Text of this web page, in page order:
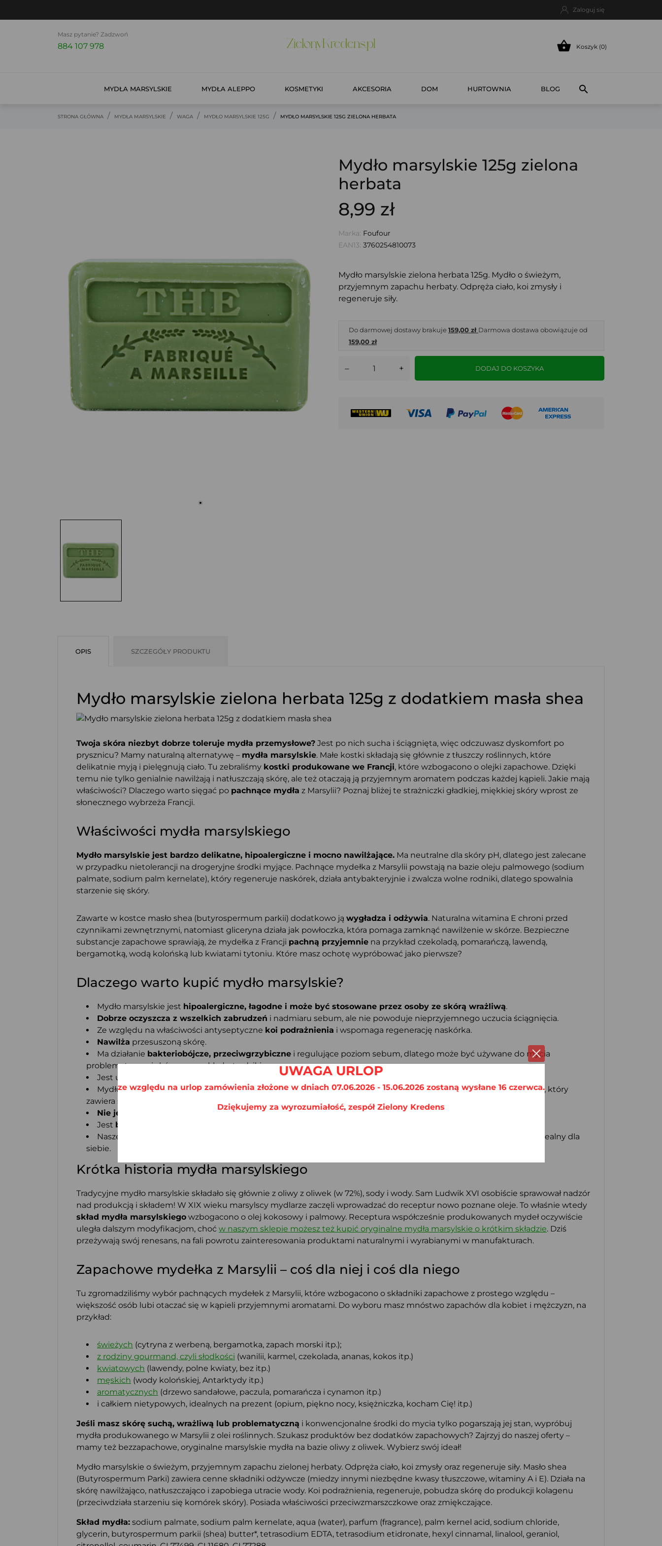
Zaloguj się
Masz pytanie? Zadzwoń
884 107 978  Koszyk (0)
MYDŁA MARSYLSKIE MYDŁA ALEPPO KOSMETYKI AKCESORIA DOM HURTOWNIA BLOG 
STRONA GŁÓWNA MYDŁA MARSYLSKIE WAGA MYDŁO MARSYLSKIE 125G MYDŁO MARSYLSKIE 125G ZIELONA HERBATA
Mydło marsylskie 125g zielona
herbata
8,99 zł
Marka: Foufour
EAN13: 3760254810073
Mydło marsylskie zielona herbata 125g. Mydło o świeżym,
przyjemnym zapachu herbaty. Odpręża ciało, koi zmysły i
regeneruje siły.
Do darmowej dostawy brakuje 159,00 zł Darmowa dostawa obowiązuje od
159,00 zł
– + DODAJ DO KOSZYKA
OPIS SZCZEGÓŁY PRODUKTU
Mydło marsylskie zielona herbata 125g z dodatkiem masła shea
Twoja skóra niezbyt dobrze toleruje mydła przemysłowe? Jest po nich sucha i ściągnięta, więc odczuwasz dyskomfort po
prysznicu? Mamy naturalną alternatywę – mydła marsylskie. Małe kostki składają się głównie z tłuszczy roślinnych, które
delikatnie myją i pielęgnują ciało. Tu zebraliśmy kostki produkowane we Francji, które wzbogacono o olejki zapachowe. Dzięki
temu nie tylko genialnie nawilżają i natłuszczają skórę, ale też otaczają ją przyjemnym aromatem podczas każdej kąpieli. Jakie mają
właściwości? Dlaczego warto sięgać po pachnące mydła z Marsylii? Poznaj bliżej te strażniczki gładkiej, miękkiej skóry wprost ze
słonecznego wybrzeża Francji.
Właściwości mydła marsylskiego
Mydło marsylskie jest bardzo delikatne, hipoalergiczne i mocno nawilżające. Ma neutralne dla skóry pH, dlatego jest zalecane
w przypadku nietolerancji na drogeryjne środki myjące. Pachnące mydełka z Marsylii powstają na bazie oleju palmowego (sodium
palmate, sodium palm kernelate), który regeneruje naskórek, działa antybakteryjnie i zwalcza wolne rodniki, dlatego spowalnia
starzenie się skóry.
Zawarte w kostce masło shea (butyrospermum parkii) dodatkowo ją wygładza i odżywia. Naturalna witamina E chroni przed
czynnikami zewnętrznymi, natomiast gliceryna działa jak powłoczka, która pomaga zamknąć nawilżenie w skórze. Bezpieczne
substancje zapachowe sprawiają, że mydełka z Francji pachną przyjemnie na przykład czekoladą, pomarańczą, lawendą,
bergamotką, wodą kolońską lub kwiatami tytoniu. Które masz ochotę wypróbować jako pierwsze?
Dlaczego warto kupić mydło marsylskie?
Mydło marsylskie jest hipoalergiczne, łagodne i może być stosowane przez osoby ze skórą wrażliwą.
Dobrze oczyszcza z wszelkich zabrudzeń i nadmiaru sebum, ale nie powoduje nieprzyjemnego uczucia ściągnięcia.
Ze względu na właściwości antyseptyczne koi podrażnienia i wspomaga regenerację naskórka.
Nawilża przesuszoną skórę.
Ma działanie bakteriobójcze, przeciwgrzybiczne i regulujące poziom sebum, dlatego może być używane do mycia
problematycznej skóry, na przykład z trądzikiem.
Jest uniwersalne – możesz go używać
do mycia ciała, twarzy, a nawet włosów
Mydło marsylskie jest produktem powstałym na bazie naturalnych substancji, w tym przypadku oleju palmowego, który
zawiera sporą ilość witaminy E
Nie jest testowane na zwierzętach, ani nie zawiera tłuszczów odzwierzęcych.
Jest biodegradowalne
Nasze mydełka z Marsylii dodatkowo
. Wybór aromatów jest bardzo szeroki, więc każdy znajdzie idealny dla
siebie.
Krótka historia mydła marsylskiego
Tradycyjne mydło marsylskie składało się głównie z oliwy z oliwek (w 72%), sody i wody. Sam Ludwik XVI osobiście sprawował nadzór
nad produkcją i składem! W XIX wieku marsylscy mydlarze zaczęli wprowadzać do receptur nowo poznane oleje. To właśnie wtedy
skład mydła marsylskiego wzbogacono o olej kokosowy i palmowy. Receptura współcześnie produkowanych mydeł oczywiście
uległa dalszym modyfikacjom, choć w naszym sklepie możesz też kupić oryginalne mydła marsylskie o krótkim składzie. Dziś
przeżywają swój renesans, na fali powrotu zainteresowania produktami naturalnymi i wyrabianymi w manufakturach.
Zapachowe mydełka z Marsylii – coś dla niej i coś dla niego
Tu zgromadziliśmy wybór pachnących mydełek z Marsylii, które wzbogacono o składniki zapachowe z prostego względu –
większość osób lubi otaczać się w kąpieli przyjemnymi aromatami. Do wyboru masz mnóstwo zapachów dla kobiet i mężczyzn, na
przykład:
świeżych (cytryna z werbeną, bergamotka, zapach morski itp.);
z rodziny gourmand, czyli słodkości (wanilii, karmel, czekolada, ananas, kokos itp.)
kwiatowych (lawendy, polne kwiaty, bez itp.)
męskich (wody kolońskiej, Antarktydy itp.)
aromatycznych (drzewo sandałowe, paczula, pomarańcza i cynamon itp.)
i całkiem nietypowych, idealnych na prezent (opium, piękno nocy, księżniczka, kocham Cię! itp.)
Jeśli masz skórę suchą, wrażliwą lub problematyczną i konwencjonalne środki do mycia tylko pogarszają jej stan, wypróbuj
mydła produkowanego w Marsylii z olei roślinnych. Szukasz produktów bez dodatków zapachowych? Zajrzyj do naszej oferty –
mamy też bezzapachowe, oryginalne marsylskie mydła na bazie oliwy z oliwek. Wybierz swój ideał!
Mydło marsylskie o świeżym, przyjemnym zapachu zielonej herbaty. Odpręża ciało, koi zmysły oraz regeneruje siły. Masło shea
(Butyrospermum Parki) zawiera cenne składniki odżywcze (miedzy innymi niezbędne kwasy tłuszczowe, witaminy A i E). Działa na
skórę nawilżająco, natłuszczająco i zapobiega utracie wody. Koi podrażnienia, regeneruje, pobudza skórę do produkcji kolagenu
(przeciwdziała starzeniu się komórek skóry). Posiada właściwości przeciwzmarszczkowe oraz zmiękczające.
Skład mydła: sodium palmate, sodium palm kernelate, aqua (water), parfum (fragrance), palm kernel acid, sodium chloride,
glycerin, butyrospermum parkii (shea) butter*, tetrasodium EDTA, tetrasodium etidronate, hexyl cinnamal, linalool, geraniol,
UWAGA URLOP
ze względu na urlop zamówienia złożone w dniach 07.06.2026 - 15.06.2026 zostaną wysłane 16 czerwca.
Dziękujemy za wyrozumiałość, zespół Zielony Kredens